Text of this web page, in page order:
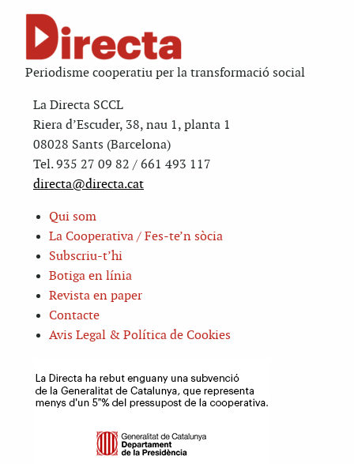
Periodisme cooperatiu per la transformació social
La Directa SCCL
Riera d’Escuder, 38, nau 1, planta 1
08028 Sants (Barcelona)
Tel. 935 27 09 82 / 661 493 117
directa@directa.cat
Qui som
La Cooperativa / Fes-te’n sòcia
Subscriu-t’hi
Botiga en línia
Revista en paper
Contacte
Avis Legal & Política de Cookies